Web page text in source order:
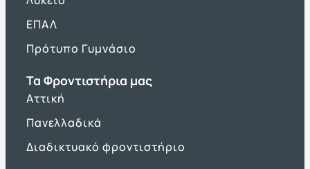
ΕΠΑΛ
Πρότυπο Γυμνάσιο
Τα Φροντιστήρια μας
Αττική
Πανελλαδικά
Διαδικτυακό φροντιστήριο